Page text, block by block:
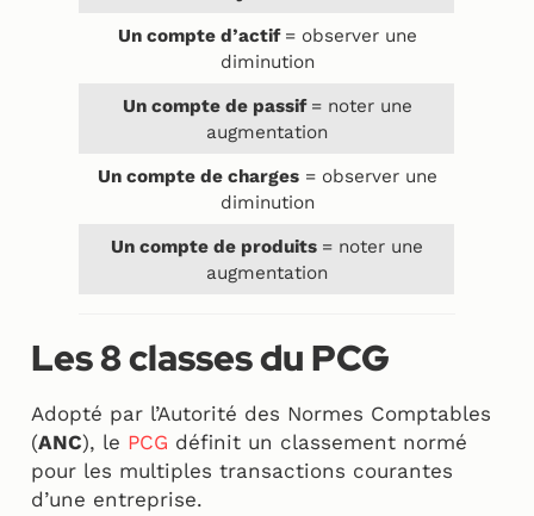
Un compte d’actif = observer une
diminution
Un compte de passif = noter une
augmentation
Un compte de charges= observer une
diminution
Un compte de produits = noter une
augmentation
Les 8 classes du PCG
Adopté par l’Autorité des Normes Comptables
(ANC), le PCG définit un classement normé
pour les multiples transactions courantes
d’une entreprise.